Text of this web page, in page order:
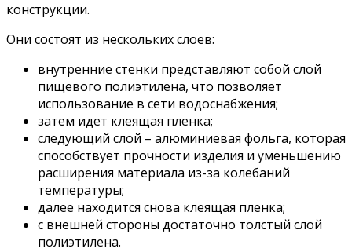
конструкции.
Они состоят из нескольких слоев:
внутренние стенки представляют собой слой
пищевого полиэтилена, что позволяет
использование в сети водоснабжения;
затем идет клеящая пленка;
следующий слой – алюминиевая фольга, которая
способствует прочности изделия и уменьшению
расширения материала из-за колебаний
температуры;
далее находится снова клеящая пленка;
с внешней стороны достаточно толстый слой
полиэтилена.